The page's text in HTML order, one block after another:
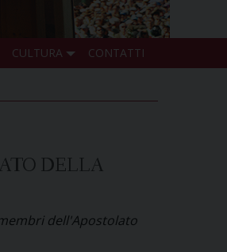
CULTURA CONTATTI
DELLA
dell'Apostolato